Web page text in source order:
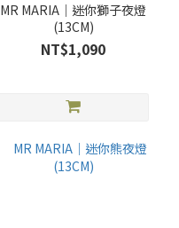
MR MARIA｜迷你獅子夜燈
(13CM)
NT$1,090